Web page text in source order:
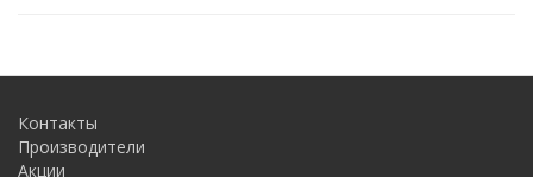
Контакты
Производители
Акции